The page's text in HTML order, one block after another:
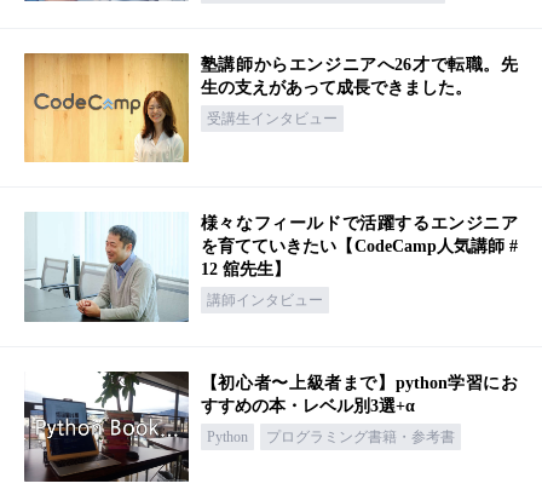
塾講師からエンジニアへ26才で転職。先
生の支えがあって成長できました。
受講生インタビュー
様々なフィールドで活躍するエンジニア
を育てていきたい【CodeCamp人気講師 #
12 舘先生】
講師インタビュー
【初心者〜上級者まで】python学習にお
すすめの本・レベル別3選+α
Python プログラミング書籍・参考書